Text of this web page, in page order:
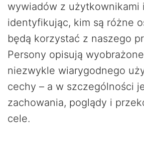
wywiadów z użytkownikami
identyfikując, kim są różne
będą korzystać z naszego
Persony opisują
niezwykle wiarygodnego
cechy – a w szczególności
zachowania, poglądy i
cele.